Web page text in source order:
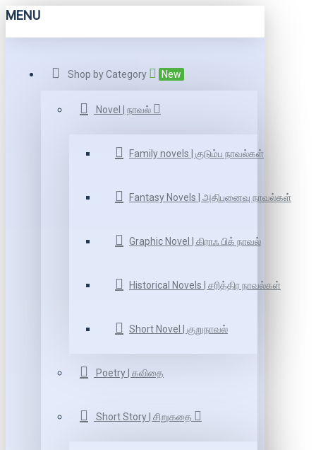
MENU
Shop by Category New
Novel | நாவல்
Family novels | குடும்ப நாவல்கள்
Fantasy Novels | அதிபுனைவு நாவல்கள்
Graphic Novel | கிராஃ பிக் நாவல்
Historical Novels | சரித்திர நாவல்கள்
Short Novel | குறுநாவல்
Poetry | கவிதை
Short Story | சிறுகதை